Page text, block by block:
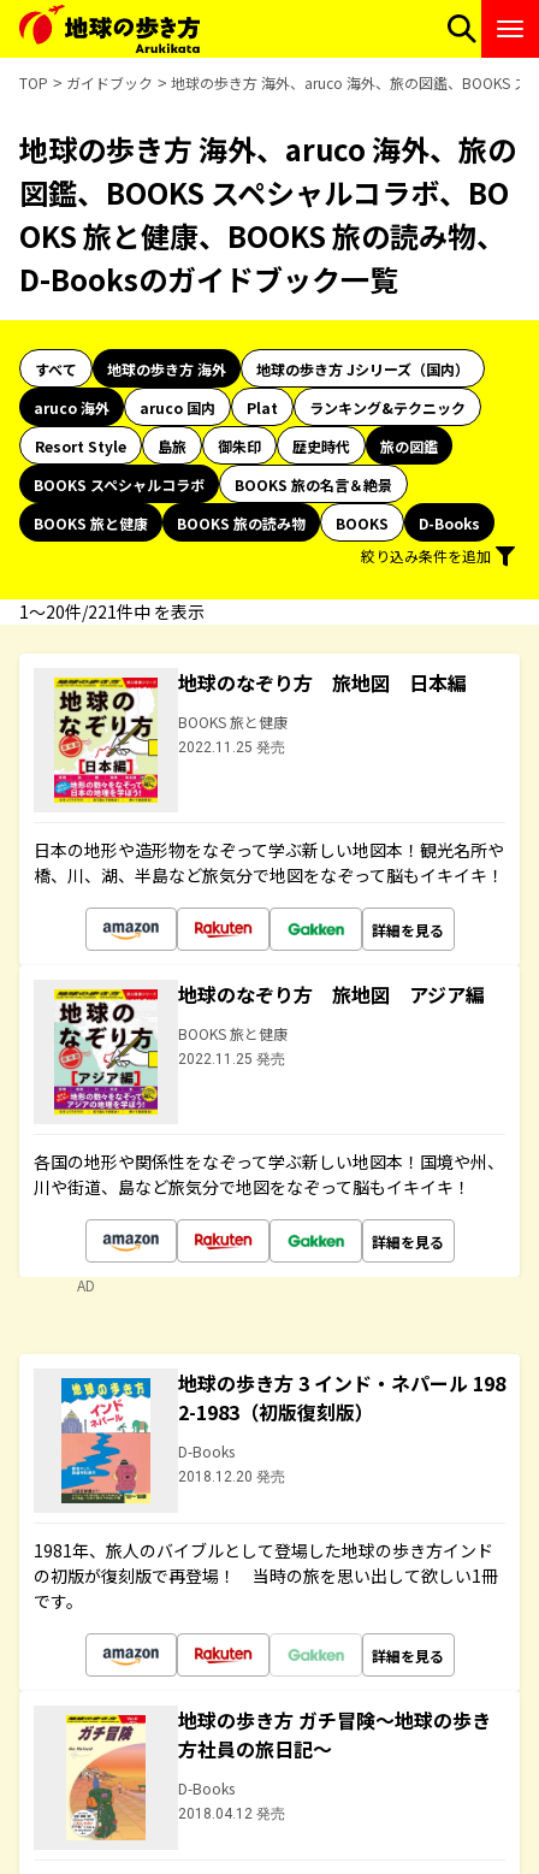
TOP ガイドブック 地球の歩き方 海外、aruco 海外、旅の図鑑、BOOKS ス
地球の歩き方 海外、aruco 海外、旅の
図鑑、BOOKS スペシャルコラボ、BO
OKS 旅と健康、BOOKS 旅の読み物、
D-Booksのガイドブック一覧
すべて 地球の歩き方 海外
地球の歩き方 Jシリーズ（国内）
aruco 海外
aruco 国内 Plat
ランキング&テクニック
Resort Style
島旅 御朱印 歴史時代
旅の図鑑
BOOKS スペシャルコラボ
BOOKS 旅の名言＆絶景
BOOKS 旅と健康
BOOKS 旅の読み物 BOOKS
D-Books
絞り込み条件を追加
1〜20件/221件中 を表示
地球のなぞり方 旅地図 日本編
BOOKS 旅と健康
2022.11.25 発売
日本の地形や造形物をなぞって学ぶ新しい地図本！観光名所や
橋、川、湖、半島など旅気分で地図をなぞって脳もイキイキ！
詳細を見る
地球のなぞり方 旅地図 アジア編
BOOKS 旅と健康
2022.11.25 発売
各国の地形や関係性をなぞって学ぶ新しい地図本！国境や州、
川や街道、島など旅気分で地図をなぞって脳もイキイキ！
詳細を見る
AD
地球の歩き方 3 インド・ネパール 198
2-1983（初版復刻版）
D-Books
2018.12.20 発売
1981年、旅人のバイブルとして登場した地球の歩き方インド
の初版が復刻版で再登場！ 当時の旅を思い出して欲しい1冊
です。
詳細を見る
地球の歩き方 ガチ冒険～地球の歩き
方社員の旅日記～
D-Books
2018.04.12 発売